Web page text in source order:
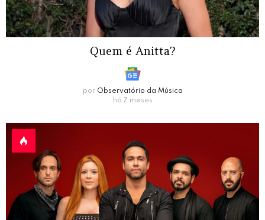
Quem é Anitta?
por Observatório da Música
há 7 meses